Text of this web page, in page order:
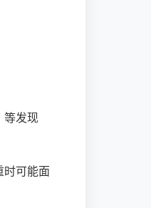
等发现
时可能面